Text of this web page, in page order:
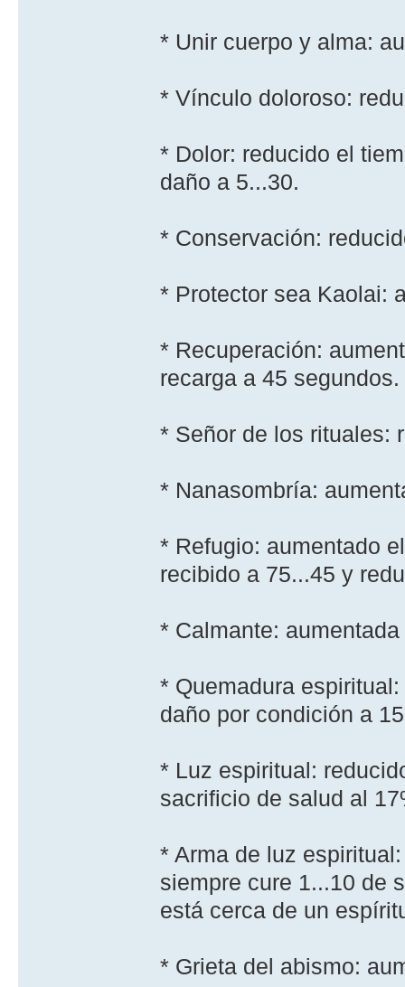
* Unir cuerpo y alma:
* Ví­nculo doloroso:
* Dolor: reducido el
daño a 5...30.
* Conservación:
* Protector sea Kaolai:
* Recuperación:
recarga a 45 segundos.
* Señor de los rituales:
* Nanasombrí­a:
* Refugio: aumentado
recibido a 75...45 y
* Calmante:
* Quemadura
daño por condición a
* Luz espiritual:
sacrificio de salud al
* Arma de luz
siempre cure 1...10 de
está cerca de un
* Grieta del abismo: